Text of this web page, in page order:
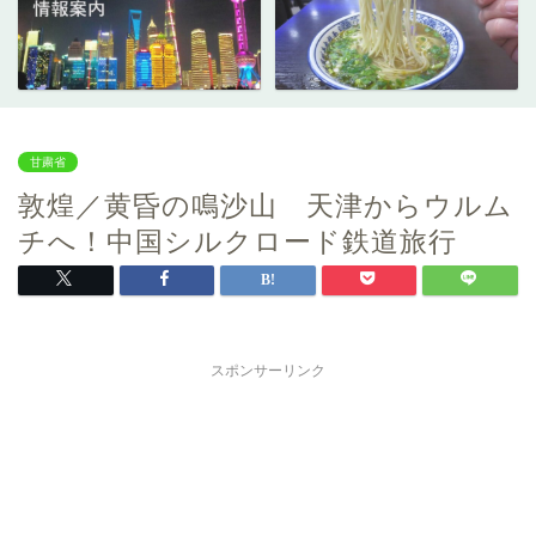
甘粛省
敦煌／黄昏の鳴沙山 天津からウルム
チへ！中国シルクロード鉄道旅行
スポンサーリンク